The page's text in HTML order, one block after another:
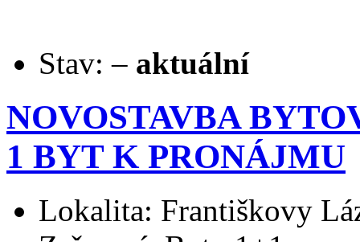
Stav: – aktuální
NOVOSTAVBA
1 BYT K PRONÁJMU
Lokalita: Františkovy